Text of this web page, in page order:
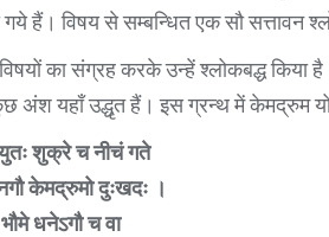
हैं। विषय से सम्बन्धित एक सौ सत्तावन
का संग्रह करके उन्हें श्लोकबद्ध किया
अंश यहाँ उद्धृत हैं। इस ग्रन्थ में केमद्रुम
शुक्रे च नीचं गते
केमद्रुमो दुःखदः ।
धनेऽगौ च वा